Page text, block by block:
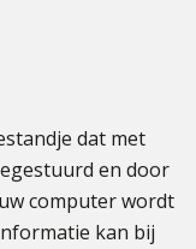
dat met
en door
computer wordt
kan bij